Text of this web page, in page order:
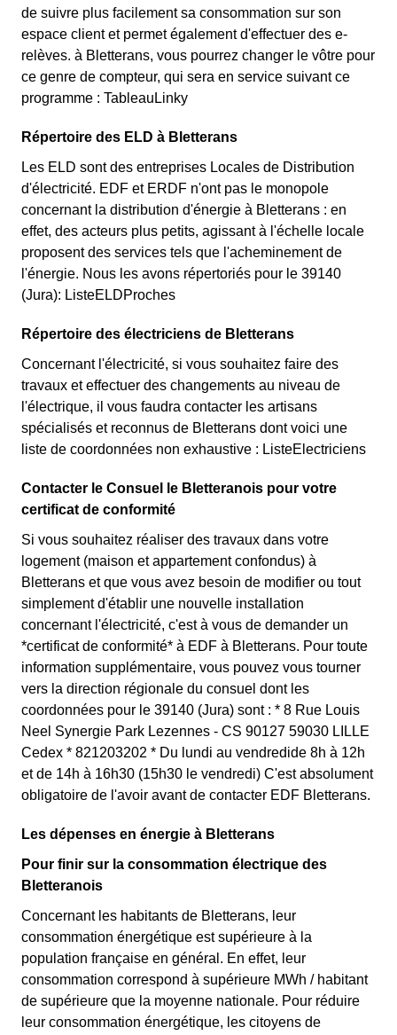
de suivre plus facilement sa consommation sur son
espace client et permet également d'effectuer des e-
relèves. à Bletterans, vous pourrez changer le vôtre pour
ce genre de compteur, qui sera en service suivant ce
programme : TableauLinky
Répertoire des ELD à Bletterans
Les ELD sont des entreprises Locales de Distribution
d'électricité. EDF et ERDF n'ont pas le monopole
concernant la distribution d'énergie à Bletterans : en
effet, des acteurs plus petits, agissant à l'échelle locale
proposent des services tels que l'acheminement de
l'énergie. Nous les avons répertoriés pour le 39140
(Jura): ListeELDProches
Répertoire des électriciens de Bletterans
Concernant l'électricité, si vous souhaitez faire des
travaux et effectuer des changements au niveau de
l'électrique, il vous faudra contacter les artisans
spécialisés et reconnus de Bletterans dont voici une
liste de coordonnées non exhaustive : ListeElectriciens
Contacter le Consuel le Bletteranois pour votre
certificat de conformité
Si vous souhaitez réaliser des travaux dans votre
logement (maison et appartement confondus) à
Bletterans et que vous avez besoin de modifier ou tout
simplement d'établir une nouvelle installation
concernant l'électricité, c'est à vous de demander un
*certificat de conformité* à EDF à Bletterans. Pour toute
information supplémentaire, vous pouvez vous tourner
vers la direction régionale du consuel dont les
coordonnées pour le 39140 (Jura) sont : * 8 Rue Louis
Neel Synergie Park Lezennes - CS 90127 59030 LILLE
Cedex * 821203202 * Du lundi au vendredide 8h à 12h
et de 14h à 16h30 (15h30 le vendredi) C'est absolument
obligatoire de l'avoir avant de contacter EDF Bletterans.
Les dépenses en énergie à Bletterans
Pour finir sur la consommation électrique des
Bletteranois
Concernant les habitants de Bletterans, leur
consommation énergétique est supérieure à la
population française en général. En effet, leur
consommation correspond à supérieure MWh / habitant
de supérieure que la moyenne nationale. Pour réduire
leur consommation énergétique, les citoyens de